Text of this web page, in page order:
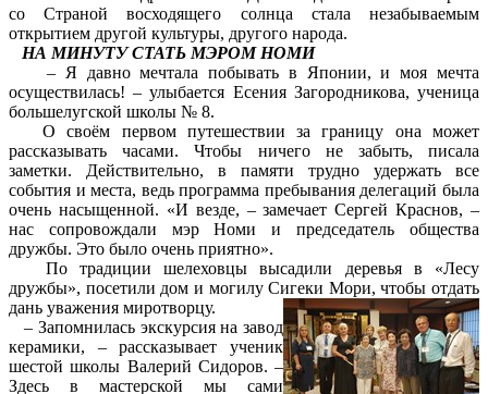
со Страной восходящего солнца стала незабываемым
открытием другой культуры, другого народа.
НА МИНУТУ СТАТЬ МЭРОМ НОМИ
– Я давно мечтала побывать в Японии, и моя мечта
осуществилась! – улыбается Есения Загородникова, ученица
большелугской школы № 8.
О своём первом путешествии за границу она может
рассказывать часами. Чтобы ничего не забыть, писала
заметки. Действительно, в памяти трудно удержать все
события и места, ведь программа пребывания делегаций была
очень насыщенной. «И везде, – замечает Сергей Краснов, –
нас сопровождали мэр Номи и председатель общества
дружбы. Это было очень приятно».
По традиции шелеховцы высадили деревья в «Лесу
дружбы», посетили дом и могилу Сигеки Мори, чтобы отдать
дань уважения миротворцу.
– Запомнилась экскурсия на завод
керамики, – рассказывает ученик
шестой школы Валерий Сидоров. –
Здесь в мастерской мы сами